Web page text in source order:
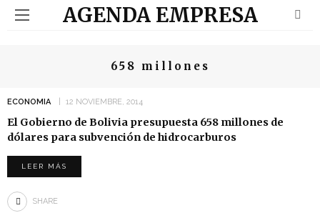
AGENDA EMPRESA
658 millones
ECONOMIA 12 NOVIEMBRE, 2014
El Gobierno de Bolivia presupuesta 658 millones de
dólares para subvención de hidrocarburos
LEER MÁS
SHARE